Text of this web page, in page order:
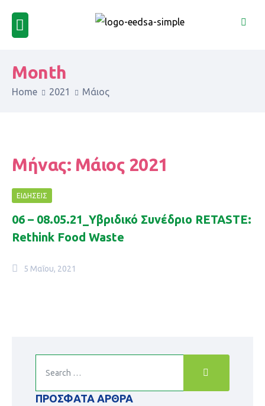
Month
Home 2021 Μάιος
Μήνας: Μάιος 2021
ΕΙΔΉΣΕΙΣ
06 – 08.05.21_Yβριδικό Συνέδριο RETASTE:
Rethink Food Waste
5 Μαΐου, 2021
ΠΡΌΣΦΑΤΑ ΆΡΘΡΑ